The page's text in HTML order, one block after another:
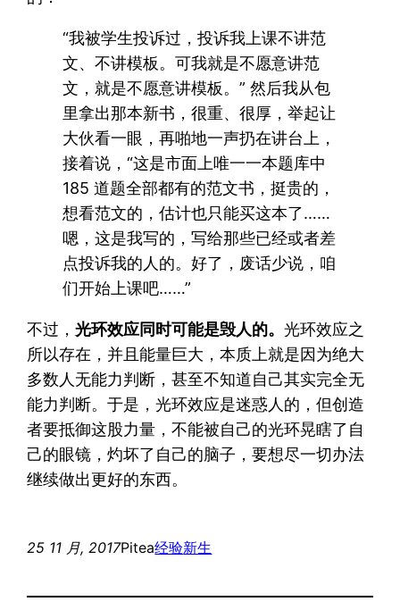
“我被学生投诉过，投诉我上课不讲范
文、不讲模板。可我就是不愿意讲范
文，就是不愿意讲模板。” 然后我从包
里拿出那本新书，很重、很厚，举起让
大伙看一眼，再啪地一声扔在讲台上，
接着说，“这是市面上唯一一本题库中
185 道题全部都有的范文书，挺贵的，
想看范文的，估计也只能买这本了……
嗯，这是我写的，写给那些已经或者差
点投诉我的人的。好了，废话少说，咱
们开始上课吧……”
不过，光环效应同时可能是毁人的。光环效应之
所以存在，并且能量巨大，本质上就是因为绝大
多数人无能力判断，甚至不知道自己其实完全无
能力判断。于是，光环效应是迷惑人的，但创造
者要抵御这股力量，不能被自己的光环晃瞎了自
己的眼镜，灼坏了自己的脑子，要想尽一切办法
继续做出更好的东西。
25 11 月, 2017Pitea经验新生